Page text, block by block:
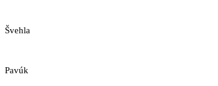
Švehla
Pavúk